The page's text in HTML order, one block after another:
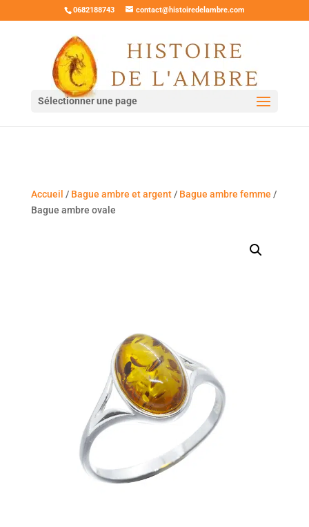
0682188743 contact@histoiredelambre.com
Sélectionner une page
Accueil / Bague ambre et argent/ Bague ambre femme /
Bague ambre ovale